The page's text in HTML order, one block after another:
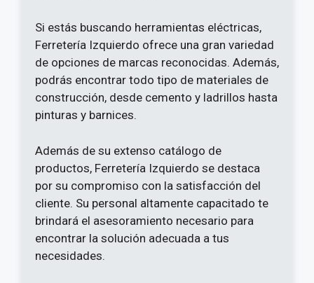
Si estás buscando herramientas eléctricas,
Ferretería Izquierdo ofrece una gran variedad
de opciones de marcas reconocidas. Además,
podrás encontrar todo tipo de materiales de
construcción, desde cemento y ladrillos hasta
pinturas y barnices.
Además de su extenso catálogo de
productos, Ferretería Izquierdo se destaca
por su compromiso con la satisfacción del
cliente. Su personal altamente capacitado te
brindará el asesoramiento necesario para
encontrar la solución adecuada a tus
necesidades.